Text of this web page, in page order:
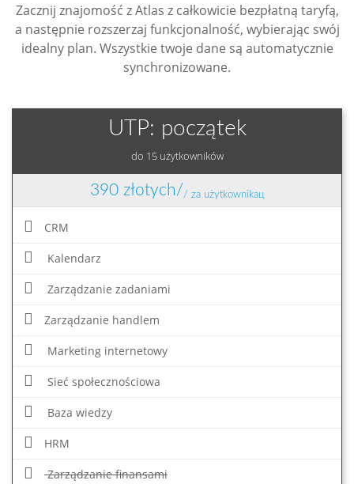
Zacznij znajomość z Atlas z całkowicie bezpłatną taryfą,
a następnie rozszerzaj funkcjonalność, wybierając swój
idealny plan. Wszystkie twoje dane są automatycznie
synchronizowane.
UTP: początek
do 15 użytkowników
390 złotych// za użytkownikaц
CRM
Kalendarz
Zarządzanie zadaniami
Zarządzanie handlem
Marketing internetowy
Sieć społecznościowa
Baza wiedzy
HRM
Zarządzanie finansami